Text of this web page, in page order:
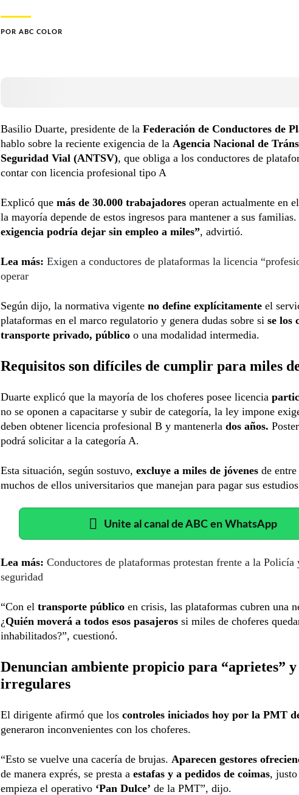
POR ABC COLOR
Basilio Duarte, presidente de la Federación de Conductores de
hablo sobre la reciente exigencia de la Agencia Nacional de
Seguridad Vial (ANTSV), que obliga a los conductores de
contar con licencia profesional tipo A
Explicó que más de 30.000 trabajadores operan actualmente en
la mayoría depende de estos ingresos para mantener a sus familias.
exigencia podría dejar sin empleo a miles”, advirtió.
Lea más: Exigen a conductores de plataformas la licencia
operar
Según dijo, la normativa vigente no define explícitamente el
plataformas en el marco regulatorio y genera dudas sobre si se los
transporte privado, público o una modalidad intermedia.
Requisitos son difíciles de cumplir para miles
Duarte explicó que la mayoría de los choferes posee licencia
no se oponen a capacitarse y subir de categoría, la ley impone
deben obtener licencia profesional B y mantenerla dos años.
podrá solicitar a la categoría A.
Esta situación, según sostuvo, excluye a miles de jóvenes de entre
muchos de ellos universitarios que manejan para pagar sus
Unite al canal de ABC en WhatsApp
Lea más: Conductores de plataformas protestan frente a la Policía
seguridad
“Con el transporte público en crisis, las plataformas cubren una
¿Quién moverá a todos esos pasajeros si miles de choferes
inhabilitados?”, cuestionó.
Denuncian ambiente propicio para “aprietes”
irregulares
El dirigente afirmó que los controles iniciados hoy por la PMT
generaron inconvenientes con los choferes.
“Esto se vuelve una cacería de brujas. Aparecen gestores
de manera exprés, se presta a estafas y a pedidos de coimas,
empieza el operativo ‘Pan Dulce’ de la PMT”, dijo.